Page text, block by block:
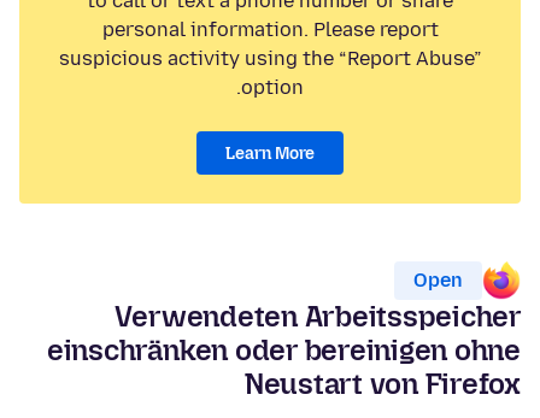
personal information. Please report
suspicious activity using the “Report Abuse”
option.
Learn More
Open
Verwendeten Arbeitsspeicher
einschränken oder bereinigen ohne
Neustart von Firefox